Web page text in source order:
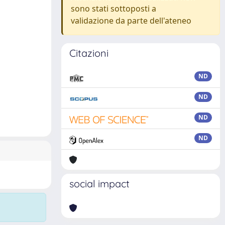
sono stati sottoposti a
validazione da parte dell'ateneo
Citazioni
ND
ND
ND
ND
social impact